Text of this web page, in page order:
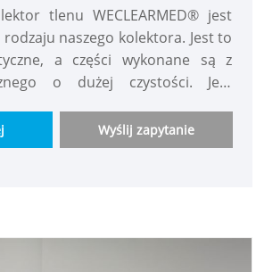
tlenu WECLEARMED® jest
naszego kolektora. Jest to
a części wykonane są z
o dużej czystości. Jest
i większości gazów, np. Tlen,
azotu, argon, azot dwutlenku
Wyślij zapytanie